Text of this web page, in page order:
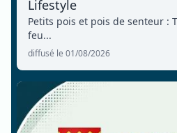
Lifestyle
Petits pois et pois de senteur :
feu...
diffusé le 01/08/2026